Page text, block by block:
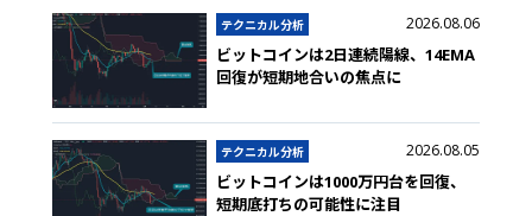
テクニカル分析 2026.08.06
ビットコインは2日連続陽線、14EMA
回復が短期地合いの焦点に
テクニカル分析 2026.08.05
ビットコインは1000万円台を回復、
短期底打ちの可能性に注目